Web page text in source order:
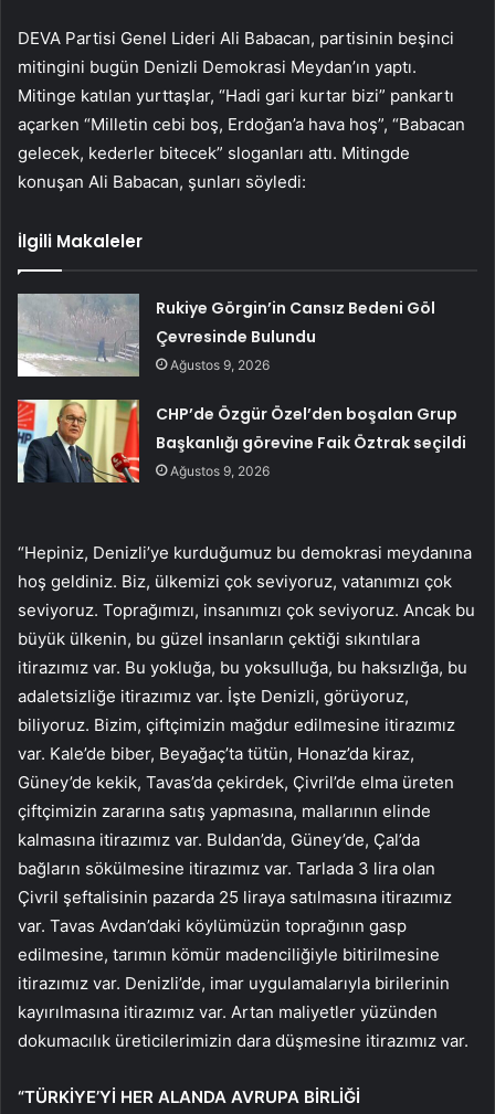
DEVA Partisi Genel Lideri Ali Babacan, partisinin beşinci
mitingini bugün Denizli Demokrasi Meydan’ın yaptı.
Mitinge katılan yurttaşlar, “Hadi gari kurtar bizi” pankartı
açarken “Milletin cebi boş, Erdoğan’a hava hoş”, “Babacan
gelecek, kederler bitecek” sloganları attı. Mitingde
konuşan Ali Babacan, şunları söyledi:
İlgili Makaleler
Rukiye Görgin’in Cansız Bedeni Göl
Çevresinde Bulundu
Ağustos 9, 2026
CHP’de Özgür Özel’den boşalan Grup
Başkanlığı görevine Faik Öztrak seçildi
Ağustos 9, 2026
“Hepiniz, Denizli’ye kurduğumuz bu demokrasi meydanına
hoş geldiniz. Biz, ülkemizi çok seviyoruz, vatanımızı çok
seviyoruz. Toprağımızı, insanımızı çok seviyoruz. Ancak bu
büyük ülkenin, bu güzel insanların çektiği sıkıntılara
itirazımız var. Bu yokluğa, bu yoksulluğa, bu haksızlığa, bu
adaletsizliğe itirazımız var. İşte Denizli, görüyoruz,
biliyoruz. Bizim, çiftçimizin mağdur edilmesine itirazımız
var. Kale’de biber, Beyağaç’ta tütün, Honaz’da kiraz,
Güney’de kekik, Tavas’da çekirdek, Çivril’de elma üreten
çiftçimizin zararına satış yapmasına, mallarının elinde
kalmasına itirazımız var. Buldan’da, Güney’de, Çal’da
bağların sökülmesine itirazımız var. Tarlada 3 lira olan
Çivril şeftalisinin pazarda 25 liraya satılmasına itirazımız
var. Tavas Avdan’daki köylümüzün toprağının gasp
edilmesine, tarımın kömür madenciliğiyle bitirilmesine
itirazımız var. Denizli’de, imar uygulamalarıyla birilerinin
kayırılmasına itirazımız var. Artan maliyetler yüzünden
dokumacılık üreticilerimizin dara düşmesine itirazımız var.
“TÜRKİYE’Yİ HER ALANDA AVRUPA BİRLİĞİ